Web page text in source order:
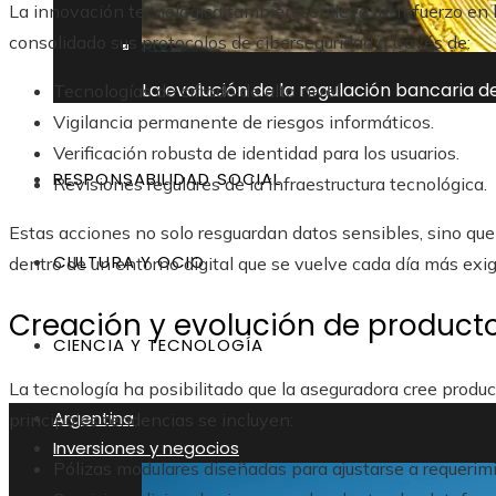
La evolución de la regulación bancaria
RESPONSABILIDAD SOCIAL
CULTURA Y OCIO
CIENCIA Y TECNOLOGÍA
Argentina
Inversiones y negocios
La innovación tecnológica también conlleva un refuerzo
consolidado sus protocolos de ciberseguridad a través de:
Tecnologías de cifrado de alto nivel.
Vigilancia permanente de riesgos informáticos.
Verificación robusta de identidad para los usuarios.
Revisiones regulares de la infraestructura tecnológica.
Estas acciones no solo resguardan datos sensibles, sino
dentro de un entorno digital que se vuelve cada día más
Creación y evolución de
La tecnología ha posibilitado que la aseguradora cree
principales tendencias se incluyen:
Pólizas modulares diseñadas para ajustarse a